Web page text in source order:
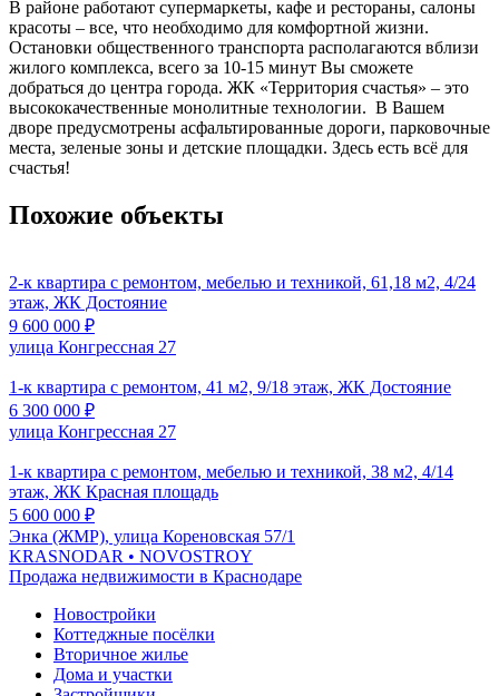
В районе работают супермаркеты, кафе и рестораны, салоны
красоты – все, что необходимо для комфортной жизни.
Остановки общественного транспорта располагаются вблизи
жилого комплекса, всего за 10-15 минут Вы сможете
добраться до центра города. ЖК «Территория счастья» – это
высококачественные монолитные технологии. В Вашем
дворе предусмотрены асфальтированные дороги, парковочные
места, зеленые зоны и детские площадки. Здесь есть всё для
счастья!
Похожие объекты
2-к квартира с ремонтом, мебелью и техникой, 61,18 м2, 4/24
этаж, ЖК Достояние
9 600 000 ₽
улица Конгрессная 27
1-к квартира с ремонтом, 41 м2, 9/18 этаж, ЖК Достояние
6 300 000 ₽
улица Конгрессная 27
1-к квартира с ремонтом, мебелью и техникой, 38 м2, 4/14
этаж, ЖК Красная площадь
5 600 000 ₽
Энка (ЖМР), улица Кореновская 57/1
KRASNODAR • NOVOSTROY
Продажа недвижимости в Краснодаре
Новостройки
Коттеджные посёлки
Вторичное жилье
Дома и участки